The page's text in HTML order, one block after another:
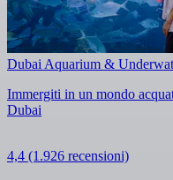
Dubai Aquarium &
Immergiti in un mondo
Dubai
4,4 (1.926 recensioni)